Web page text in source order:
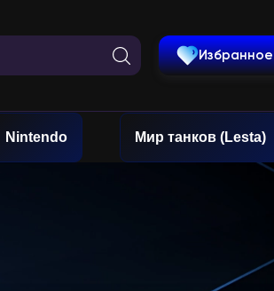
Избранное
Nintendo Мир танков (Lesta)